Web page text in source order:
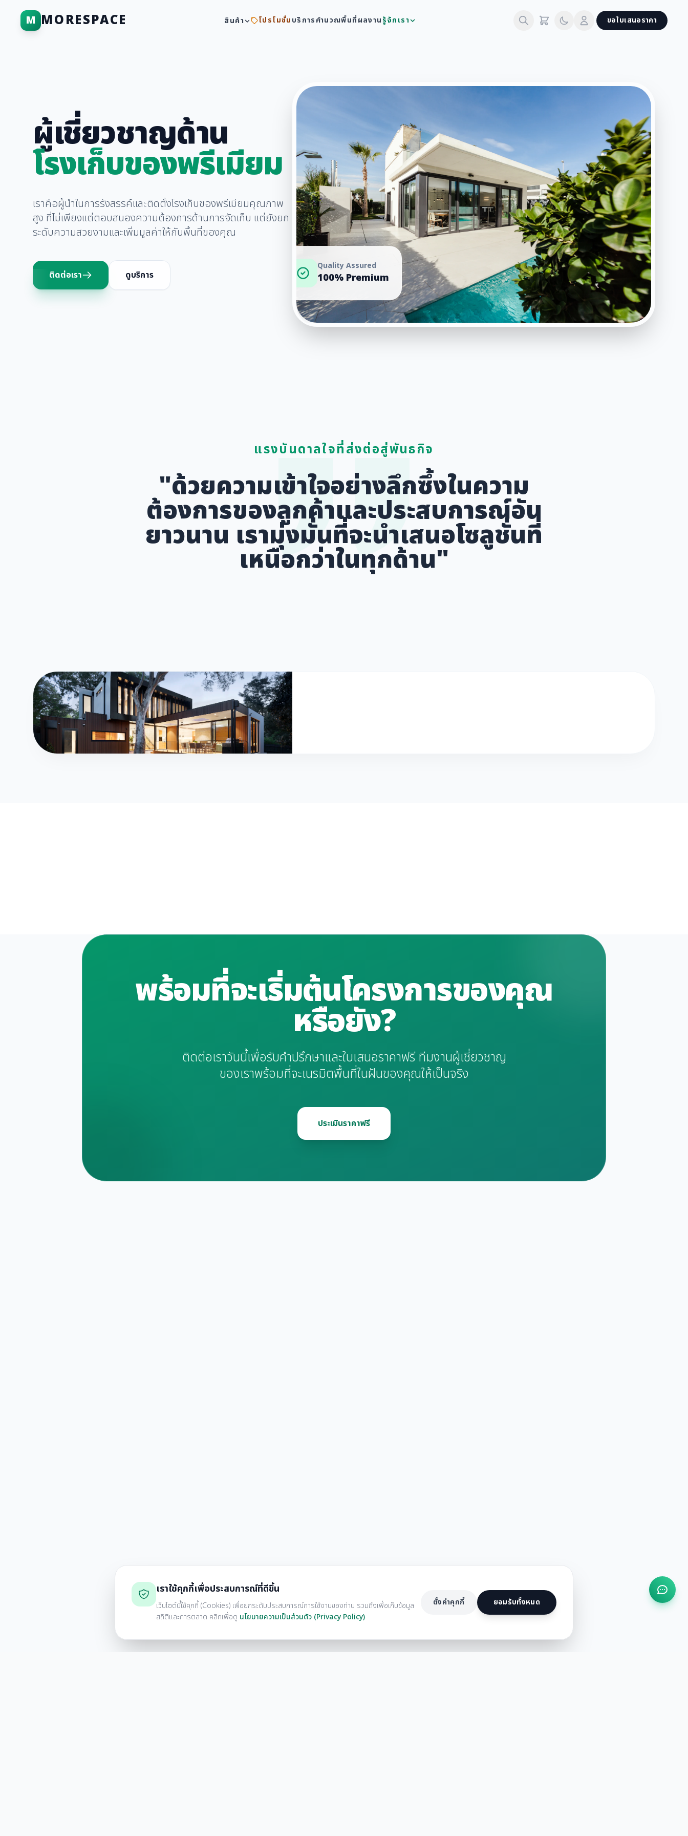
M MORESPACE สินค้า โปรโมชั่นบริการคำนวณพื้นที่ผลงานรู้จักเรา ขอใบเสนอราคา
ผู้เชี่ยวชาญด้าน
โรงเก็บของพรีเมียม
เราคือผู้นำในการรังสรรค์และติดตั้งโรงเก็บของพรีเมียมคุณภาพ
สูง ที่ไม่เพียงแต่ตอบสนองความต้องการด้านการจัดเก็บ แต่ยังยก
ระดับความสวยงามและเพิ่มมูลค่าให้กับพื้นที่ของคุณ
ติดต่อเรา ดูบริการ
Quality Assured
100% Premium
แรงบันดาลใจที่ส่งต่อสู่พันธกิจ
"ด้วยความเข้าใจอย่างลึกซึ้งในความ
ต้องการของลูกค้าและประสบการณ์อัน
ยาวนาน เรามุ่งมั่นที่จะนำเสนอโซลูชั่นที่
เหนือกว่าในทุกด้าน"
พร้อมที่จะเริ่มต้นโครงการของคุณ
หรือยัง?
ติดต่อเราวันนี้เพื่อรับคำปรึกษาและใบเสนอราคาฟรี ทีมงานผู้เชี่ยวชาญ
ของเราพร้อมที่จะเนรมิตพื้นที่ในฝันของคุณให้เป็นจริง
ประเมินราคาฟรี
เราใช้คุกกี้เพื่อประสบการณ์ที่ดีขึ้น
เว็บไซต์นี้ใช้คุกกี้ (Cookies) เพื่อยกระดับประสบการณ์การใช้งานของท่าน รวมถึงเพื่อเก็บข้อมูล
สถิติและการตลาด คลิกเพื่อดู นโยบายความเป็นส่วนตัว (Privacy Policy)
ตั้งค่าคุกกี้ ยอมรับทั้งหมด